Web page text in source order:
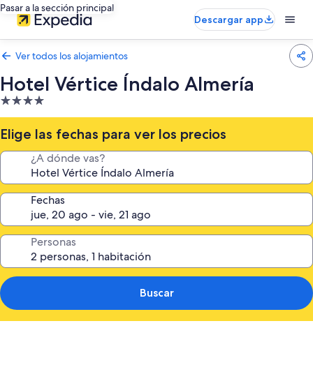
Pasar a la sección principal
Descargar app
Ver todos los alojamientos
Hotel Vértice Índalo Almería
Alojamiento
de
4.0 estrellas
Elige las fechas para ver los precios
¿A dónde vas?
Fechas
Personas
Buscar